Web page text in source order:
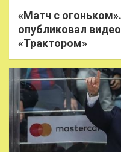
«Матч с
опубликовал
«Трактором»